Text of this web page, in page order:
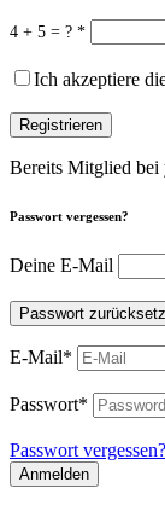
4 + 5 = ? *
Ich akzeptiere
Registrieren
Bereits Mitglied bei
Passwort vergessen?
Deine E-Mail
Passwort
E-Mail*
Passwort*
Passwort vergessen?
Anmelden